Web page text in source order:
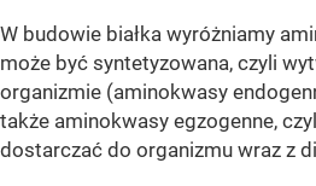
W budowie białka wyróżniamy
może być syntetyzowana, czyli
organizmie (aminokwasy
także aminokwasy egzogenne,
dostarczać do organizmu wraz z